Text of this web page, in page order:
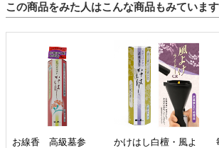
この商品をみた人はこんな商品もみています
お線香 高級墓参
かけはし白檀・風よ